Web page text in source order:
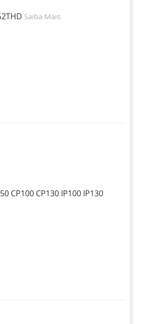
Saiba Mais
CP100 CP130 IP100 IP130